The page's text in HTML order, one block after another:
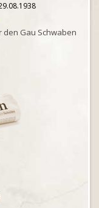
den Gau Schwaben